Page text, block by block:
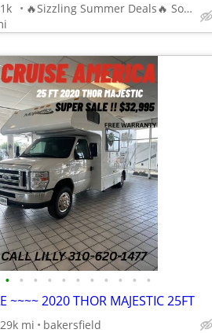
🔥Sizzling Summer Deals🔥 South West RVGUY
• • • • • • • • • • •
~~~~ 2020 THOR MAJESTIC 25FT
mi bakersfield